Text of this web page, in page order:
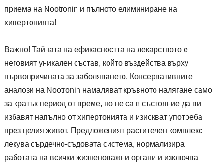
приема на Nootronin и пълното елиминиране на
хипертонията!
Важно! Тайната на ефикасността на лекарството е
неговият уникален състав, който въздейства върху
първопричината за заболяването. Консервативните
аналози на Nootronin намаляват кръвното налягане само
за кратък период от време, но не са в състояние да ви
избавят напълно от хипертонията и изискват употреба
през целия живот. Предложеният растителен комплекс
лекува сърдечно-съдовата система, нормализира
работата на всички жизненоважни органи и изключва